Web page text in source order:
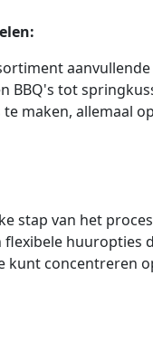
BBQ's tot
maken, allemaal
stap van het
huuropties
concentreren